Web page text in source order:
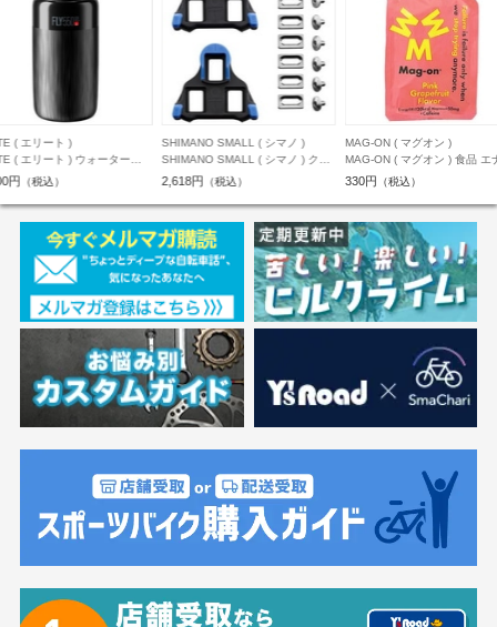
( エリート )
( エリート ) ウォーターボ
FLY TEX BOTTLE ( フライ
円 （税込）
SHIMANO SMALL ( シマノ )
SHIMANO SMALL ( シマノ ) クリ
ート SM-SH12 SPD-SLクリート
ィングモード ブルー
2,618円 （税込）
MAG-ON ( マグオン )
MAG-ON ( マグオン ) 食品 エ
ージェル ピンクグレープフル
330円 （税込）